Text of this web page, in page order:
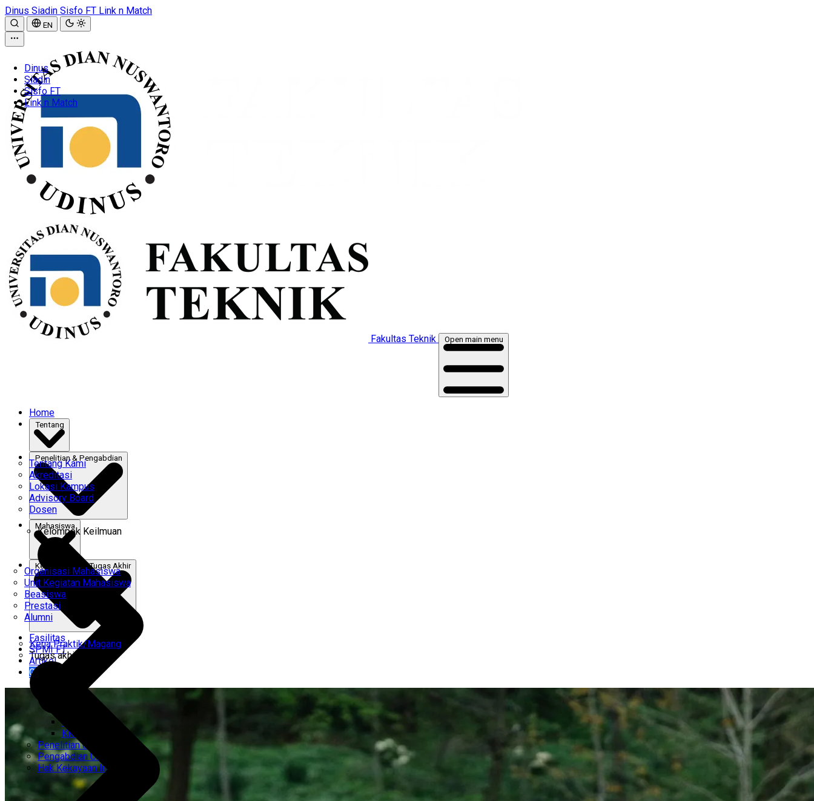
Dinus Siadin Sisfo FT Link n Match
EN
Dinus
Siadin
Sisfo FT
Link n Match
Fakultas Teknik Open main menu
Home
Tentang Kami
Akreditasi
Lokasi Kampus
Advisory Board
Dosen
Kelompok Keilmuan
CEMTI
KK Regresi
Penelitian Unggulan
Pengabdian Unggulan
Hak Kekayaan Intelektual
Mahasiswa
Organisasi Mahasiswa
Unit Kegiatan Mahasiswa
Beasiswa
Prestasi
Alumni
Kerja Praktik & Tugas Akhir
Kerja Praktik/Magang
Tugas akhir
Fasilitas
SPMI FT
Artikel
Gabung Kami